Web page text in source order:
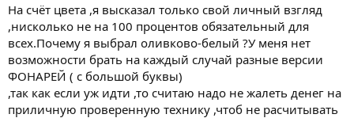
На счёт цвета ,я высказал только свой личный взгляд
,нисколько не на 100 процентов обязательный для
всех.Почему я выбрал оливково-белый ?У меня нет
возможности брать на каждый случай разные версии
ФОНАРЕЙ ( с большой буквы)
,так как если уж идти ,то считаю надо не жалеть денег на
приличную проверенную технику ,чтоб не расчитывать